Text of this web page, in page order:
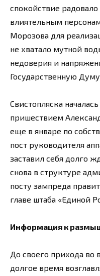
спокойствие
влиятельным
Морозова для
не хватало мутной
недоверия и
Государственную
Свистопляска
пришествием
еще в январе по
пост руководителя
заставил себя долго
снова в структуре
посту зампреда
главе штаба «Единой
Информация к
До своего прихода во
долгое время